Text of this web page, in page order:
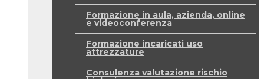
Formazione in aula, azienda, online
e videoconferenza
Formazione incaricati uso
attrezzature
Consulenza valutazione rischio